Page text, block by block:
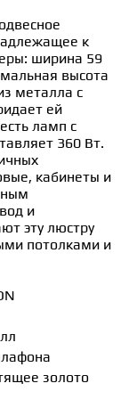
к
ширина 59
высота
металла с
ей
ламп с
360 Вт.
кабинеты и
и
эту люстру
потолками и
золото